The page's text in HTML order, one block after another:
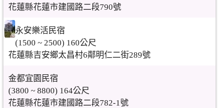
花蓮縣花蓮市建國路二段790號
永安樂活民宿
(1500 ~ 2500) 160公尺
花蓮縣吉安鄉太昌村6鄰明仁二街289號
金都宜園民宿
(3800 ~ 8800) 164公尺
花蓮縣花蓮市建國路二段782-1號